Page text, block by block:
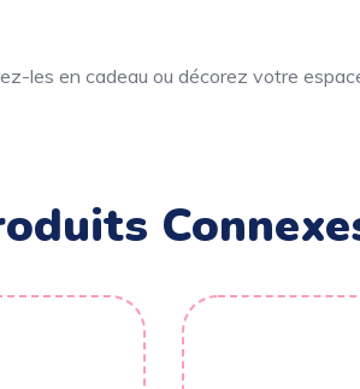
les en cadeau ou décorez votre